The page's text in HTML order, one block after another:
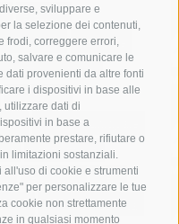
sviluppare e
la selezione dei contenuti,
frodi, correggere errori,
salvare e comunicare le
dati provenienti da altre fonti
i dispositivi in base alle
utilizzare dati di
in base a
prestare, rifiutare o
limitazioni sostanziali.
di cookie e strumenti
per personalizzare le tue
cookie non strettamente
in qualsiasi momento
elezioni
costiera
incidente
massa lubrense
ordinanza
polizia municipale
sant'agnello
temporali
treni
vincenzo de luca